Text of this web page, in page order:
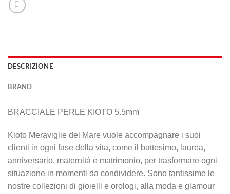
DESCRIZIONE
BRAND
BRACCIALE PERLE KIOTO 5.5mm
Kioto Meraviglie del Mare vuole accompagnare i suoi
clienti in ogni fase della vita, come il battesimo, laurea,
anniversario, maternità e matrimonio, per trasformare ogni
situazione in momenti da condividere. Sono tantissime le
nostre collezioni di gioielli e orologi, alla moda e glamour